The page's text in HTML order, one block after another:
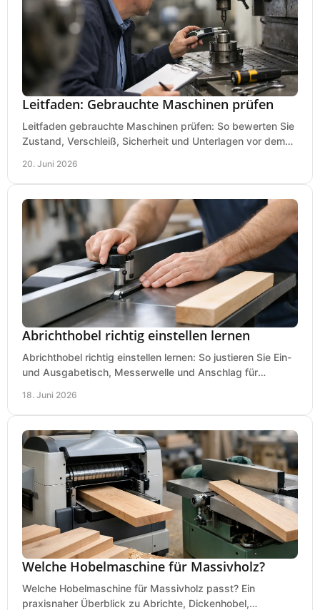
Leitfaden: Gebrauchte Maschinen prüfen
Leitfaden gebrauchte Maschinen prüfen: So bewerten Sie
Zustand, Verschleiß, Sicherheit und Unterlagen vor dem
20. Juni 2026
Abrichthobel richtig einstellen lernen
Abrichthobel richtig einstellen lernen: So justieren Sie Ein-
und Ausgabetisch, Messerwelle und Anschlag für
18. Juni 2026
Welche Hobelmaschine für Massivholz?
Welche Hobelmaschine für Massivholz passt? Ein
praxisnaher Überblick zu Abrichte, Dickenhobel,